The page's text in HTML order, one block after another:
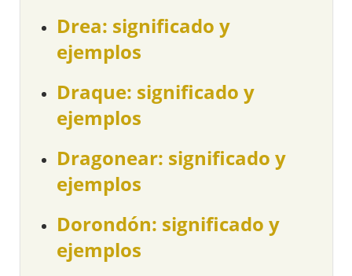
Drea: significado y
ejemplos
Draque: significado y
ejemplos
Dragonear: significado y
ejemplos
Dorondón: significado y
ejemplos